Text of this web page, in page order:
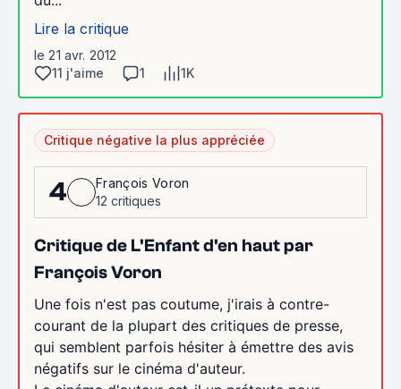
Lire la critique
le 21 avr. 2012
11 j'aime
1 1K
Critique négative la plus appréciée
4
François Voron
12 critiques
Critique de L'Enfant d'en haut par
François Voron
Une fois n'est pas coutume, j'irais à contre-
courant de la plupart des critiques de presse,
qui semblent parfois hésiter à émettre des avis
négatifs sur le cinéma d'auteur.